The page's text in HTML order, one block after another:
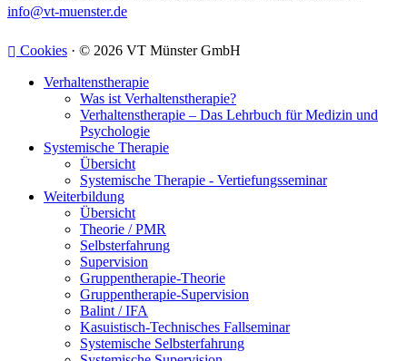
info@vt-muenster.de
Cookies · © 2026 VT Münster GmbH
Verhaltenstherapie
Was ist Verhaltenstherapie?
Verhaltenstherapie – Das Lehrbuch für Medizin und
Psychologie
Systemische Therapie
Übersicht
Systemische Therapie - Vertiefungsseminar
Weiterbildung
Übersicht
Theorie / PMR
Selbsterfahrung
Supervision
Gruppentherapie-Theorie
Gruppentherapie-Supervision
Balint / IFA
Kasuistisch-Technisches Fallseminar
Systemische Selbsterfahrung